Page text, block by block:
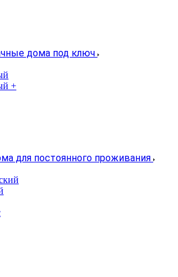
дома под ключ
+
для постоянного проживания